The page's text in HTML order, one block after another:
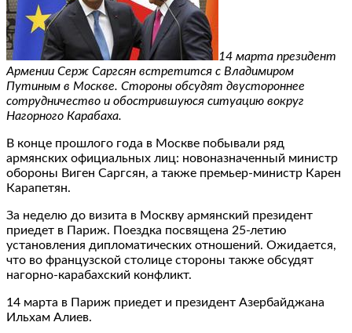
14 марта президент
Армении Серж Саргсян встретится с Владимиром
Путиным в Москве. Стороны обсудят двустороннее
сотрудничество и обострившуюся ситуацию вокруг
Нагорного Карабаха.
В конце прошлого года в Москве побывали ряд
армянских официальных лиц: новоназначенный министр
обороны Виген Саргсян, а также премьер-министр Карен
Карапетян.
За неделю до визита в Москву армянский президент
приедет в Париж. Поездка посвящена 25-летию
установления дипломатических отношений. Ожидается,
что во французской столице стороны также обсудят
нагорно-карабахский конфликт.
14 марта в Париж приедет и президент Азербайджана
Ильхам Алиев.